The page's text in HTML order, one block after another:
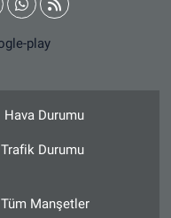
Hava Durumu
Trafik Durumu
Tüm Manşetler